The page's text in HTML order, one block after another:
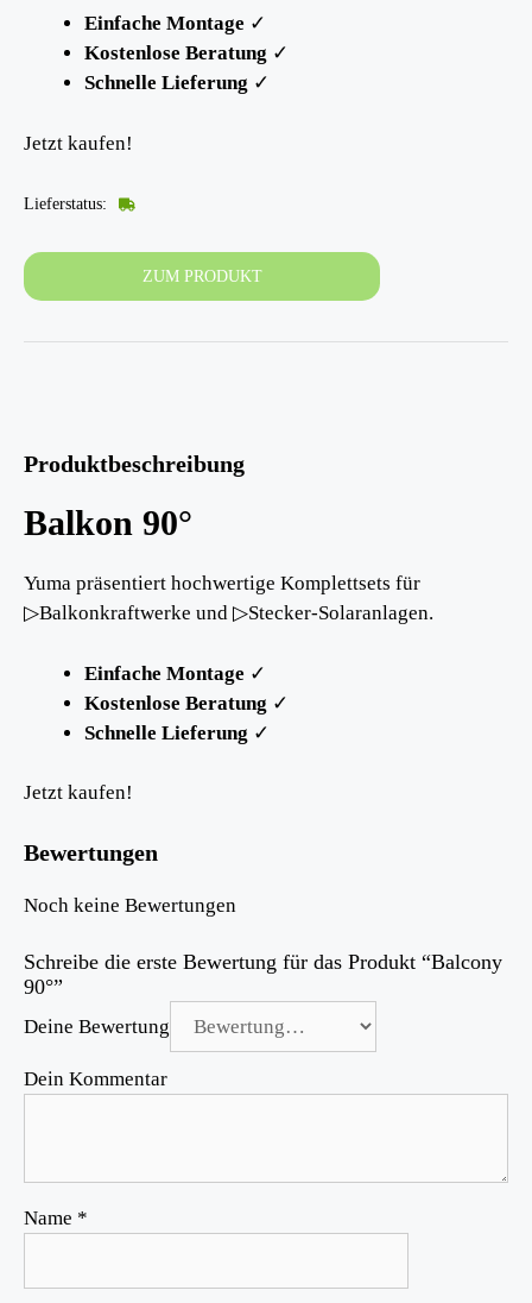
Einfache Montage ✓
Kostenlose Beratung ✓
Schnelle Lieferung ✓
Jetzt kaufen!
Lieferstatus:
ZUM PRODUKT
Produktbeschreibung
Balkon 90°
Yuma präsentiert hochwertige Komplettsets für
▷Balkonkraftwerke und ▷Stecker-Solaranlagen.
Einfache Montage ✓
Kostenlose Beratung ✓
Schnelle Lieferung ✓
Jetzt kaufen!
Bewertungen
Noch keine Bewertungen
Schreibe die erste Bewertung für das Produkt “Balcony
90°”
Deine Bewertung
Dein Kommentar
Name *